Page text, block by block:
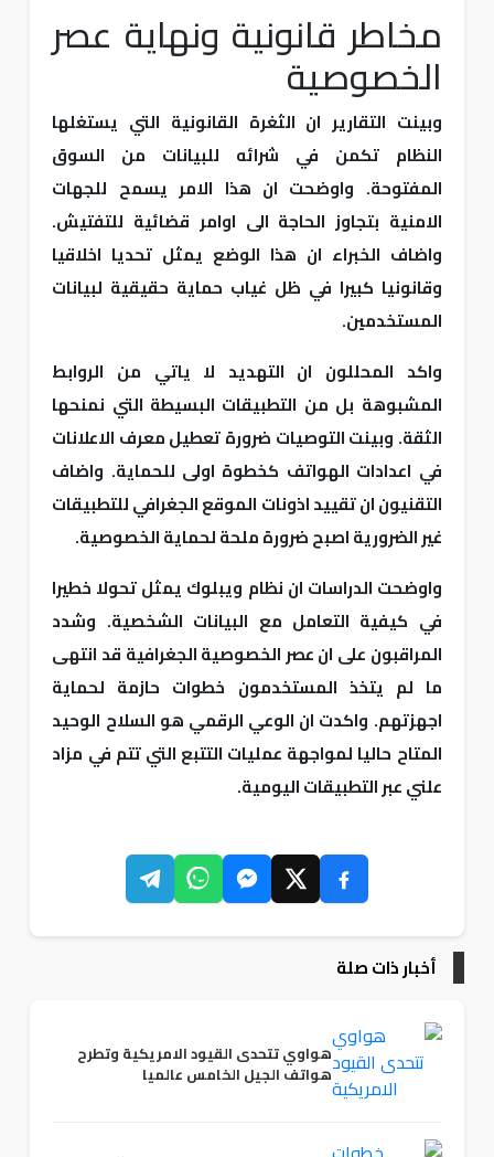
مخاطر قانونية ونهاية عصر
الخصوصية
وبينت التقارير ان الثغرة القانونية التي يستغلها
النظام تكمن في شرائه للبيانات من السوق
المفتوحة. واوضحت ان هذا الامر يسمح للجهات
الامنية بتجاوز الحاجة الى اوامر قضائية للتفتيش.
واضاف الخبراء ان هذا الوضع يمثل تحديا اخلاقيا
وقانونيا كبيرا في ظل غياب حماية حقيقية لبيانات
المستخدمين.
واكد المحللون ان التهديد لا ياتي من الروابط
المشبوهة بل من التطبيقات البسيطة التي نمنحها
الثقة. وبينت التوصيات ضرورة تعطيل معرف الاعلانات
في اعدادات الهواتف كخطوة اولى للحماية. واضاف
التقنيون ان تقييد اذونات الموقع الجغرافي للتطبيقات
غير الضرورية اصبح ضرورة ملحة لحماية الخصوصية.
واوضحت الدراسات ان نظام ويبلوك يمثل تحولا خطيرا
في كيفية التعامل مع البيانات الشخصية. وشدد
المراقبون على ان عصر الخصوصية الجغرافية قد انتهى
ما لم يتخذ المستخدمون خطوات حازمة لحماية
اجهزتهم. واكدت ان الوعي الرقمي هو السلاح الوحيد
المتاح حاليا لمواجهة عمليات التتبع التي تتم في مزاد
علني عبر التطبيقات اليومية.
أخبار ذات صلة
هواوي تتحدى القيود الامريكية وتطرح
هواتف الجيل الخامس عالميا